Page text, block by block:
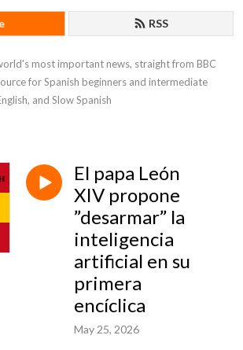
RSS
most important news, straight from BBC
for Spanish beginners and intermediate
and Slow Spanish
El papa León
XIV propone
”desarmar” la
inteligencia
artificial en su
primera
encíclica
May 25, 2026